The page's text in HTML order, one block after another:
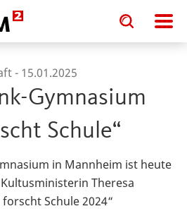
Toggle
search
input
Toggle
search
input
- 15.01.2025
Gymnasium
Schule“
in Mannheim ist heute
Theresa
Schule 2024“